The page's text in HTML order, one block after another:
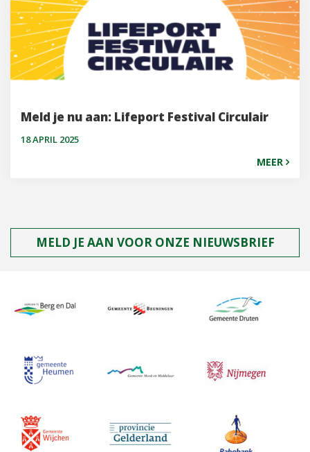
Meld je nu aan: Lifeport Festival Circulair
18 APRIL 2025
MEER
MELD JE AAN VOOR ONZE NIEUWSBRIEF